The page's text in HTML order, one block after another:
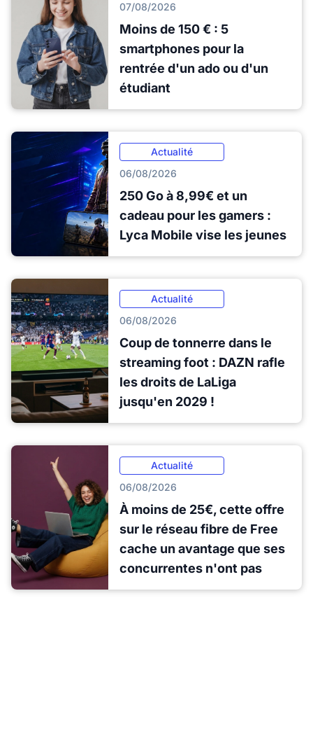
07/08/2026
Moins de 150 € : 5
smartphones pour la
rentrée d'un ado ou d'un
étudiant
Actualité
06/08/2026
250 Go à 8,99€ et un
cadeau pour les gamers :
Lyca Mobile vise les jeunes
Actualité
06/08/2026
Coup de tonnerre dans le
streaming foot : DAZN rafle
les droits de LaLiga
jusqu'en 2029 !
Actualité
06/08/2026
À moins de 25€, cette offre
sur le réseau fibre de Free
cache un avantage que ses
concurrentes n'ont pas